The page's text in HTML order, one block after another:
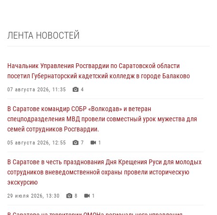
ЛЕНТА НОВОСТЕЙ
Начальник Управления Росгвардии по Саратовской области
посетил Губернаторский кадетский колледж в городе Балаково
07 августа 2026, 11:35 4
В Саратове командир СОБР «Волкодав» и ветеран
спецподразделения МВД провели совместный урок мужества для
семей сотрудников Росгвардии.
05 августа 2026, 12:55 7 1
В Саратове в честь празднования Дня Крещения Руси для молодых
сотрудников вневедомственной охраны провели историческую
экскурсию
29 июля 2026, 13:30 8 1